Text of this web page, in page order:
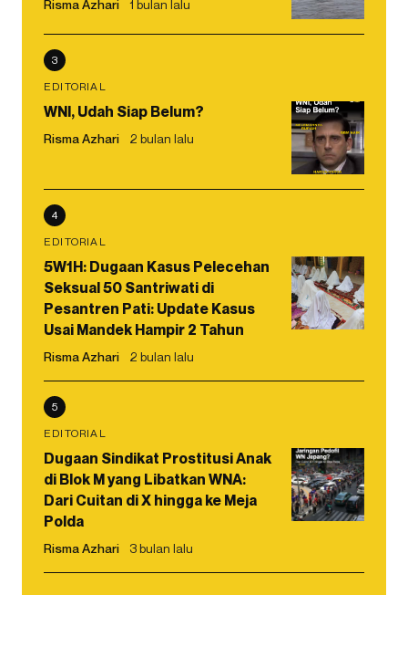
Risma Azhari 1 bulan lalu
3
EDITORIAL
WNI, Udah Siap Belum?
Risma Azhari 2 bulan lalu
4
EDITORIAL
5W1H: Dugaan Kasus Pelecehan
Seksual 50 Santriwati di
Pesantren Pati: Update Kasus
Usai Mandek Hampir 2 Tahun
Risma Azhari 2 bulan lalu
5
EDITORIAL
Dugaan Sindikat Prostitusi Anak
di Blok M yang Libatkan WNA:
Dari Cuitan di X hingga ke Meja
Polda
Risma Azhari 3 bulan lalu